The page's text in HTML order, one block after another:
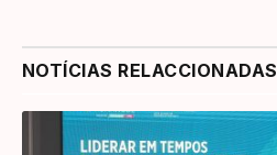
NOTÍCIAS RELACCIONADAS